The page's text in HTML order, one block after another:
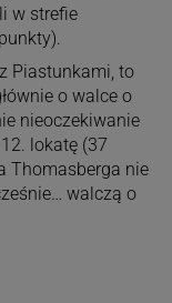
w strefie
Piastunkami, to
o walce o
nieoczekiwanie
lokatę (37
Thomasberga nie
walczą o